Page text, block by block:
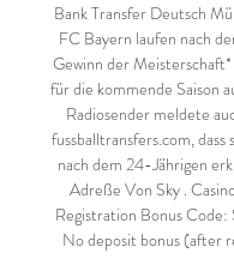
Bank Transfer Deutsch
FC Bayern laufen nach
Gewinn der
für die kommende Saison
Radiosender meldete
fussballtransfers.com, dass
nach dem 24-Jährigen
Adreße Von Sky .
Registration Bonus Code:
No deposit bonus (after